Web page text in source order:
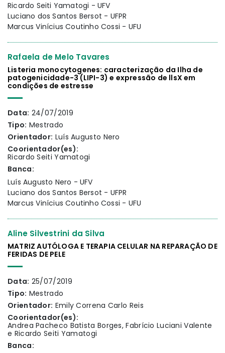
Ricardo Seiti Yamatogi - UFV
Luciano dos Santos Bersot - UFPR
Marcus Vinícius Coutinho Cossi - UFU
Rafaela de Melo Tavares
Listeria monocytogenes: caracterização da Ilha de
patogenicidade-3 (LIPI-3) e expressão de llsX em
condições de estresse
Data: 24/07/2019
Tipo: Mestrado
Orientador: Luís Augusto Nero
Coorientador(es):
Ricardo Seiti Yamatogi
Banca:
Luís Augusto Nero - UFV
Luciano dos Santos Bersot - UFPR
Marcus Vinícius Coutinho Cossi - UFU
Aline Silvestrini da Silva
MATRIZ AUTÓLOGA E TERAPIA CELULAR NA REPARAÇÃO DE
FERIDAS DE PELE
Data: 25/07/2019
Tipo: Mestrado
Orientador: Emily Correna Carlo Reis
Coorientador(es):
Andrea Pacheco Batista Borges, Fabrício Luciani Valente
e Ricardo Seiti Yamatogi
Banca: